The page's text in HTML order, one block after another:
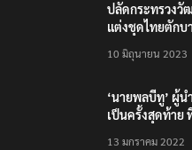
ปลัดกระทรวงวั
แต่งชุดไทยตักบ
10 มิถุนายน 2023
‘นายพลบีทู’ ผู้น
เป็นครั้งสุดท้าย
13 มกราคม 2022